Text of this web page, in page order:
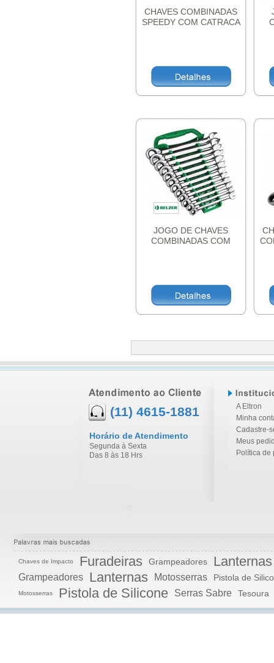
CHAVES COMBINADAS
SPEEDY COM CATRACA
JOGO DE CHAVES
COMBINADAS COM
(11) 4615-1881
Horário de Atendimento
Segunda à Sexta
Das 8 às 18 Hrs
A Eltron
Minha
Cadastre-
Meus
Política de
Chaves de Impacto Furadeiras Grampeadores Lanternas
Grampeadores Lanternas Motosserras Pistola de
Motosserras Pistola de Silicone Serras Sabre Tesoura